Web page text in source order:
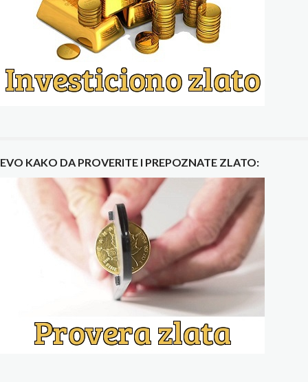
EVO KAKO DA PROVERITE I PREPOZNATE ZLATO: